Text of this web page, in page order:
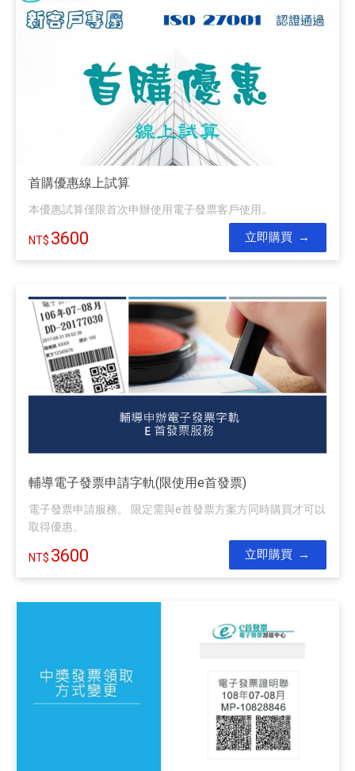
首購優惠線上試算
本優惠試算僅限首次申辦使用電子發票客戶使用。
3600 立即購買
輔導電子發票申請字軌(限使用e首發票)
電子發票申請服務。 限定需與e首發票方案方同時購買才可以
取得優惠。
3600 立即購買